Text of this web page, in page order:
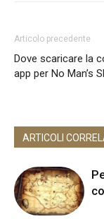
Articolo precedente
Dove scaricare la
app per No Man’s
ARTICOLI